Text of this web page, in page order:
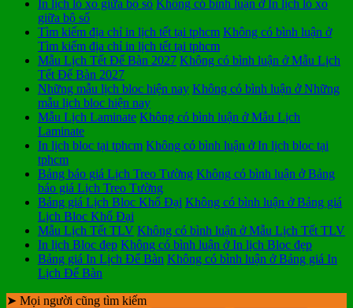
In lịch lò xo giữa bộ số Không có bình luận ở In lịch lò xo
giữa bộ số
Tìm kiếm địa chỉ in lịch tết tại tphcm Không có bình luận ở
Tìm kiếm địa chỉ in lịch tết tại tphcm
Mẫu Lịch Tết Để Bàn 2027 Không có bình luận ở Mẫu Lịch
Tết Để Bàn 2027
Những mẫu lịch bloc hiện nay Không có bình luận ở Những
mẫu lịch bloc hiện nay
Mẫu Lịch Laminate Không có bình luận ở Mẫu Lịch
Laminate
In lịch bloc tại tphcm Không có bình luận ở In lịch bloc tại
tphcm
Bảng báo giá Lịch Treo Tường Không có bình luận ở Bảng
báo giá Lịch Treo Tường
Bảng giá Lịch Bloc Khổ Đại Không có bình luận ở Bảng giá
Lịch Bloc Khổ Đại
Mẫu Lịch Tết TLV Không có bình luận ở Mẫu Lịch Tết TLV
In lịch Bloc đẹp Không có bình luận ở In lịch Bloc đẹp
Bảng giá In Lịch Để Bàn Không có bình luận ở Bảng giá In
Lịch Để Bàn
➤ Mọi người cũng tìm kiếm